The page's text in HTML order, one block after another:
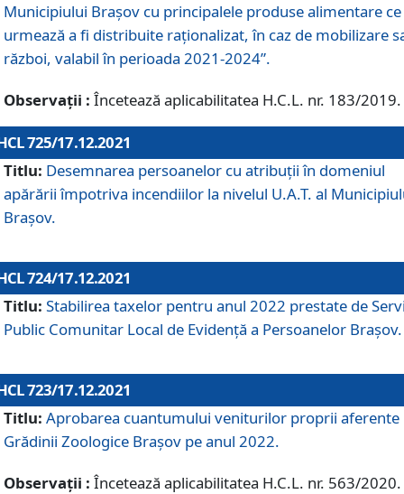
Municipiului Braşov cu principalele produse alimentare ce
urmează a fi distribuite raționalizat, în caz de mobilizare
război, valabil în perioada 2021-2024”.
Observații : Încetează aplicabilitatea H.C.L. nr. 183/2019.
725/17.12.2021
Titlu: Desemnarea persoanelor cu atribuții în domeniul
apărării împotriva incendiilor la nivelul U.A.T. al
Brașov.
724/17.12.2021
Titlu: Stabilirea taxelor pentru anul 2022 prestate de
Public Comunitar Local de Evidență a Persoanelor Braşov.
723/17.12.2021
Titlu: Aprobarea cuantumului veniturilor proprii aferente
Grădinii Zoologice Braşov pe anul 2022.
Observații : Încetează aplicabilitatea H.C.L. nr. 563/2020.